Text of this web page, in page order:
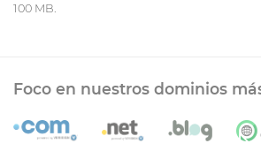
100 MB.
Foco en nuestros dominios